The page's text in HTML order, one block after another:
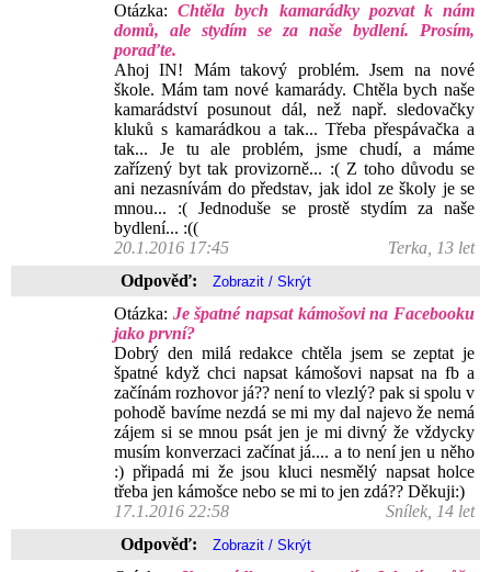
Otázka:Chtěla bych kamarádky pozvat k nám
domů, ale stydím se za naše bydlení. Prosím,
poraďte.
Ahoj IN! Mám takový problém. Jsem na nové
škole. Mám tam nové kamarády. Chtěla bych naše
kamarádství posunout dál, než např. sledovačky
kluků s kamarádkou a tak... Třeba přespávačka a
tak... Je tu ale problém, jsme chudí, a máme
zařízený byt tak provizorně... :( Z toho důvodu se
ani nezasnívám do představ, jak idol ze školy je se
mnou... :( Jednoduše se prostě stydím za naše
bydlení... :((
20.1.2016 17:45
Terka, 13 let
Odpověď:
Otázka: Je špatné napsat kámošovi na Facebooku
jako první?
Dobrý den milá redakce chtěla jsem se zeptat je
špatné když chci napsat kámošovi napsat na fb a
začínám rozhovor já?? není to vlezlý? pak si spolu v
pohodě bavíme nezdá se mi my dal najevo že nemá
zájem si se mnou psát jen je mi divný že vždycky
musím konverzaci začínat já.... a to není jen u něho
:) připadá mi že jsou kluci nesmělý napsat holce
třeba jen kámošce nebo se mi to jen zdá?? Děkuji:)
17.1.2016 22:58
Snílek, 14 let
Odpověď: